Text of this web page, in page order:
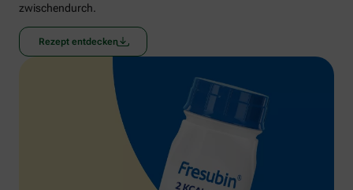
zwischendurch.
Rezept entdecken